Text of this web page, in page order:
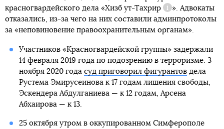
красногвардейского дела «Хизб ут-Тахрир
Справка
». Адвокаты
отказались, из-за чего на них составили админпротоколы
за «неповиновение правоохранительным органам».
Участников «Красногвардейской группы» задержали
14 февраля 2019 года по подозрению в терроризме. 3
ноября 2020 года суд приговорил фигурантовдела
Рустема Эмирусеинова к 17 годам лишения свободы,
Эскендера Абдулганиева — к 12 годам, Арсена
Абхаирова — к 13.
25 октября утром в оккупированном Симферополе